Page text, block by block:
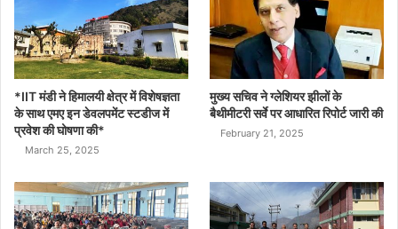
*IIT मंडी ने हिमालयी क्षेत्र में विशेषज्ञता
के साथ एमए इन डेवलपमेंट स्टडीज में
प्रवेश की घोषणा की*
March 25, 2025
मुख्य सचिव ने ग्लेशियर झीलों के
बैथीमीटरी सर्वे पर आधारित रिपोर्ट जारी की
February 21, 2025